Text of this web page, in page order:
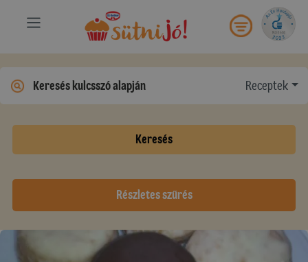
Receptek
Keresés
Részletes szűrés